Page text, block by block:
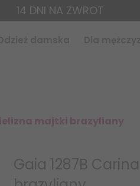
14 DNI NA ZWROT
majtki brazyliany
Gaia 1287B